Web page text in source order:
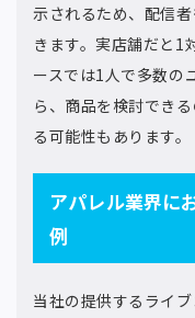
示されるため、配信
きます。実店舗だと1
ースでは1人で多数の
ら、商品を検討でき
る可能性もあります。
アパレル業界に
例
当社の提供するライ